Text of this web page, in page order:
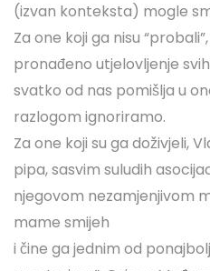
(izvan konteksta) mogle
Za one koji ga nisu
pronađeno utjelovljenje
svatko od nas pomišlja u
razlogom ignoriramo.
Za one koji su ga doživjeli,
pipa, sasvim suludih
njegovom nezamjenjivom
mame smijeh
i čine ga jednim od